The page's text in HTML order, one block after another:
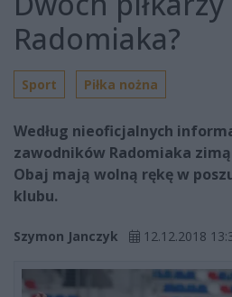
Radomiaka?
Sport Piłka nożna
Według nieoficjalnych
zawodników Radomiaka
Obaj mają wolną rękę w
klubu.
Szymon Janczyk 12.12.2018